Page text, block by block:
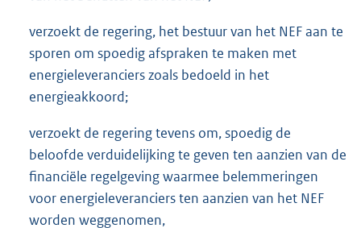
verzoekt de regering, het bestuur van het NEF aan te
sporen om spoedig afspraken te maken met
energieleveranciers zoals bedoeld in het
energieakkoord;
verzoekt de regering tevens om, spoedig de
beloofde verduidelijking te geven ten aanzien van de
financiële regelgeving waarmee belemmeringen
voor energieleveranciers ten aanzien van het NEF
worden weggenomen,